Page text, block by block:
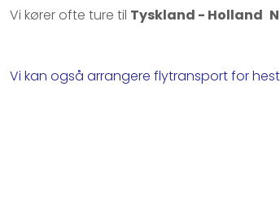
Vi kører ofte ture til Tyskland - Holland
Vi kan også arrangere flytransport for